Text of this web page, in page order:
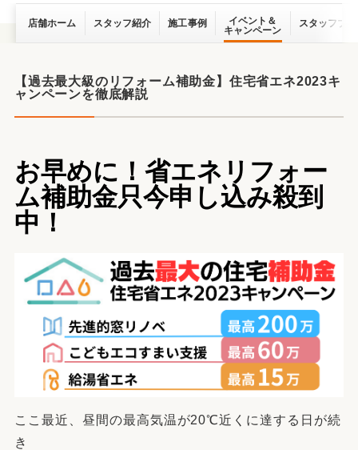
店舗ホーム スタッフ紹介 施工事例
イベント＆
キャンペーン
スタッフブ
【過去最大級のリフォーム補助金】住宅省エネ2023キ
ャンペーンを徹底解説
お早めに！省エネリフォー
ム補助金只今申し込み殺到
中！
ここ最近、昼間の最高気温が20℃近くに達する日が続
き